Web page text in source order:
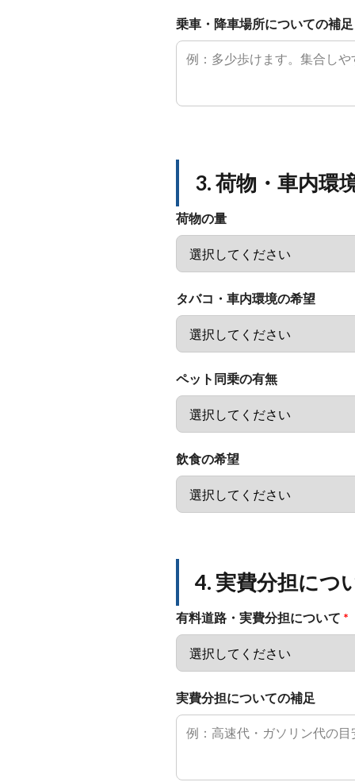
乗車・降車場所についての補足
3. 荷物・車内環
荷物の量
タバコ・車内環境の希望
ペット同乗の有無
飲食の希望
4. 実費分担につ
有料道路・実費分担について *
実費分担についての補足